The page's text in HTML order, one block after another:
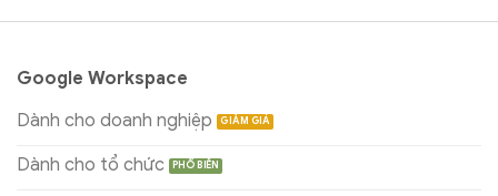
Google Workspace
Dành cho doanh nghiệp
Dành cho tổ chức